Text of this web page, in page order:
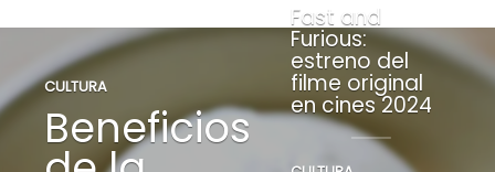
CULTURA
Beneficios
Fast and
Furious:
estreno del
filme original
en cines 2024